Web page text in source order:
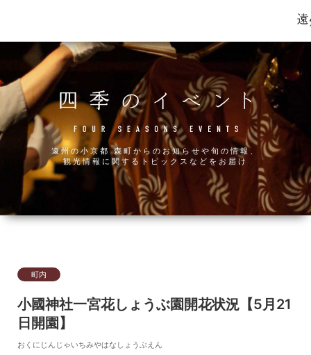
遠州の小京都 森町からのお知らせや旬の情報、
観光情報に関するトピックスなどをお届け
町内
小國神社一宮花しょうぶ園開花状況【5月21
日開園】
おくにじんじゃいちみやはなしょうぶえん